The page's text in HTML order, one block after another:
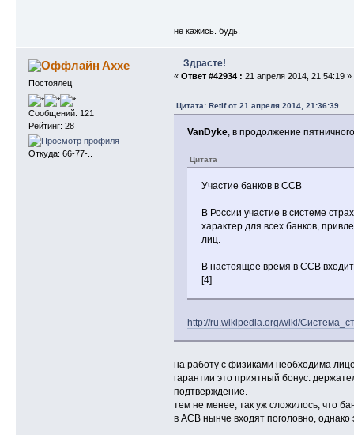
не кажись. будь.
Axxe
Постоялец
Сообщений: 121
Рейтинг: 28
Откуда: 66-77-..
Здрасте!
« Ответ #42934 : 21 апреля 2014, 21:54:19 »
Цитата: Retif от 21 апреля 2014, 21:36:39
VanDyke, в продолжение
Цитата
Участие банков в ССВ
В России участие в системе
характер для всех банков,
лиц.
В настоящее время в ССВ
[4]
http://ru.wikipedia.org/wiki/
на работу с физиками необходима
гарантии это приятный бонус.
подтверждение.
тем не менее, так уж сложилось, что
в АСВ нынче входят поголовно, однако